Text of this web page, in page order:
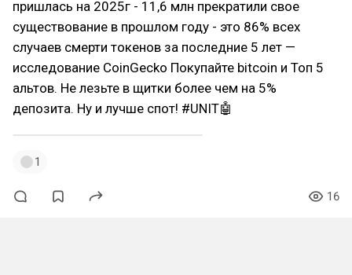
пришлась на 2025г - 11,6 млн прекратили свое
существование в прошлом году - это 86% всех
случаев смерти токенов за последние 5 лет —
исследование CoinGecko Покупайте bitcoin и Топ 5
альтов. Не лезьте в щитки более чем на 5%
депозита. Ну и лучше спот! #UNIT🤖
1
16